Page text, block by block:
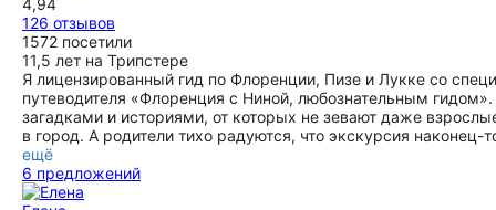
целую инструкцию как добраться до Чертальдо, вплоть до
таких мелочей, о которых мы бы и не подумали. И
благодаря Татьяне мы действительно добрались без
проблем!!! Вся экскурсия доставила нам массу
удовольствия, принесла в жизнь позитивных и ярких
эмоции, один только голос Татьяны очень успокаивает и
располагает к себе!:) Сказать, что нам понравилось значит
ничего не сказать. 100 из 5 если б была такая оценка....
ещё
4,94
126 отзывов
1572 посетили
11,5 лет на Трипстере
Я лицензированный гид по Флоренции, Пизе и Лукке со
путеводителя «Флоренция с Ниной, любознательным
загадками и историями, от которых не зевают даже
в город. А родители тихо радуются, что экскурсия наконец-
ещё
6 предложений